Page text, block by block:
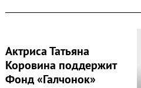
Актриса Татьяна
Коровина поддержит
Фонд «Галчонок»